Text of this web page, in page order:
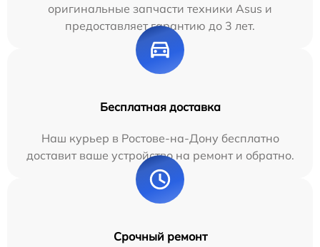
оригинальные запчасти техники Asus и
предоставляет гарантию до 3 лет.
Бесплатная доставка
Наш курьер в Ростове-на-Дону бесплатно
доставит ваше устройство на ремонт и обратно.
Срочный ремонт